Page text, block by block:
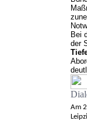
Bei
der
Am